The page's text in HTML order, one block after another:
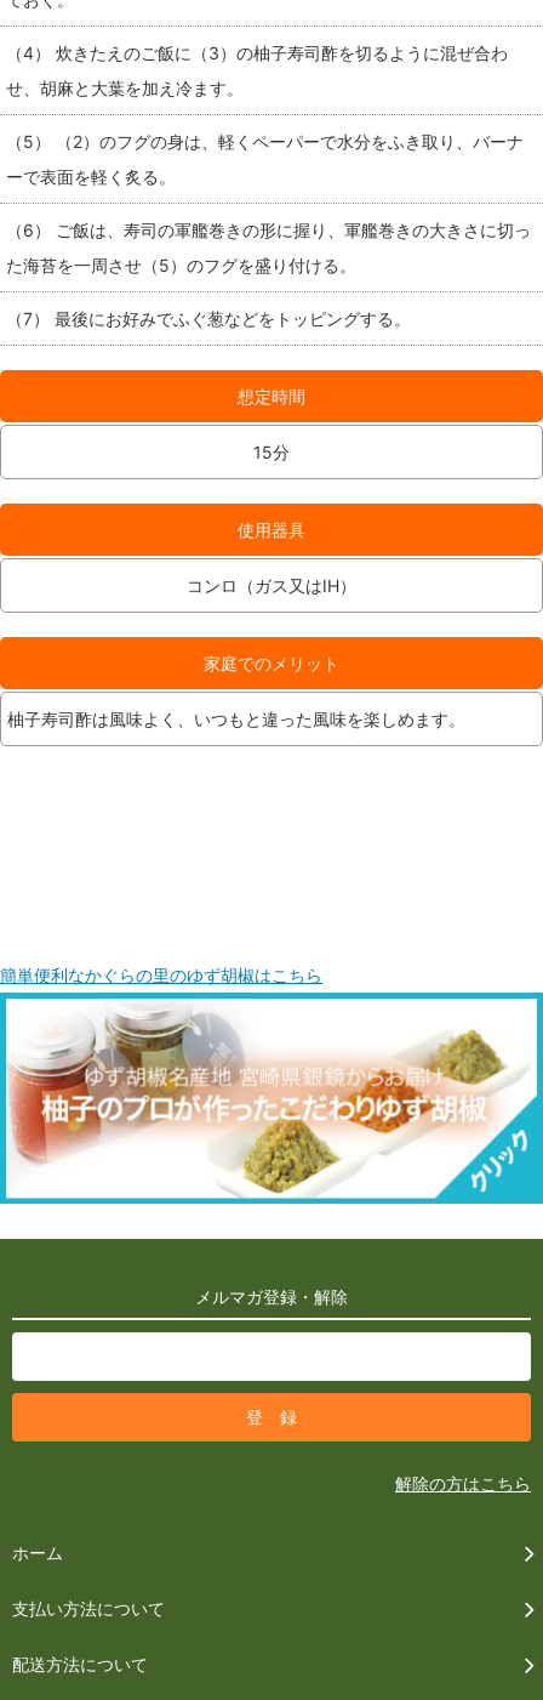
（4） 炊きたえのご飯に（3）の柚子寿司酢を切るように混ぜ合わ
せ、胡麻と大葉を加え冷ます。
（5） （2）のフグの身は、軽くペーパーで水分をふき取り、バーナ
ーで表面を軽く炙る。
（6） ご飯は、寿司の軍艦巻きの形に握り、軍艦巻きの大きさに切っ
た海苔を一周させ（5）のフグを盛り付ける。
（7） 最後にお好みでふぐ葱などをトッピングする。
想定時間
15分
使用器具
コンロ（ガス又はIH）
家庭でのメリット
柚子寿司酢は風味よく、いつもと違った風味を楽しめます。
簡単便利なかぐらの里のゆず胡椒はこちら
メルマガ登録・解除
解除の方はこちら
ホーム
支払い方法について
配送方法について